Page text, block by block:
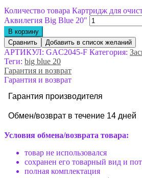
Количество товара Картридж для
Аквилегия Big Blue 20"
В корзину
Сравнить
Добавить в список желаний
АРТИКУЛ: GAC2045-F Категория:
Теги: big blue 20
Гарантия и возврат
Гарантия и возврат
Гарантия производителя
Обмен/возврат в течение 14 дней
Условия обмена/возврата товара:
товар не использовался
сохранен его товарный вид и
полная комплектация